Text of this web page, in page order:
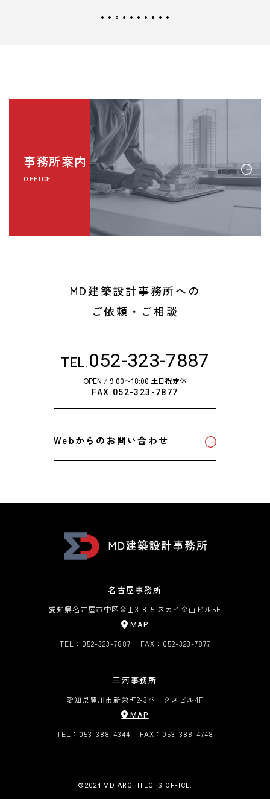
事務所案内
OFFICE
MD建築設計事務所への
ご依頼・ご相談
TEL. 052-323-7887
OPEN / 9:00〜18:00 土日祝定休
FAX.052-323-7877
Webからのお問い合わせ
名古屋事務所
愛知県名古屋市中区金山3-8-5 スカイ金山ビル5F
MAP
TEL：052-323-7887 FAX：052-323-7877
三河事務所
愛知県豊川市新栄町2-3パークスビル4F
MAP
TEL：053-388-4344 FAX：053-388-4748
©︎2024 MD ARCHITECTS OFFICE.